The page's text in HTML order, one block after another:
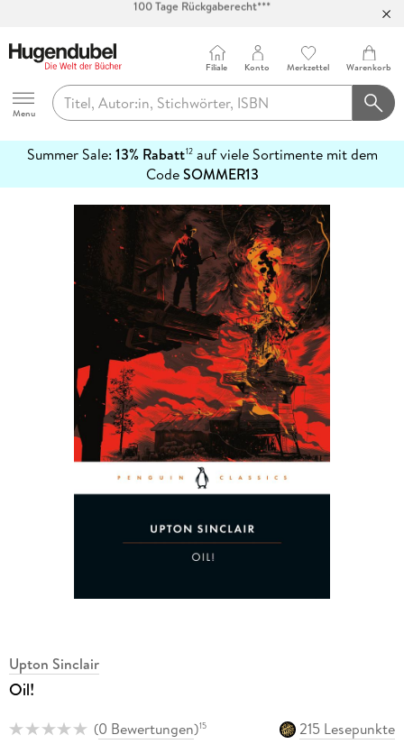
Abholung in über 100 Filialen
Hugendubel
Menu
Filiale Konto Merkzettel Warenkorb
Summer Sale: 13% Rabatt12auf viele Sortimente mit dem
CodeSOMMER13
erfahren
Upton Sinclair
Oil!
(0 Bewertungen)15
215 Lesepunkte